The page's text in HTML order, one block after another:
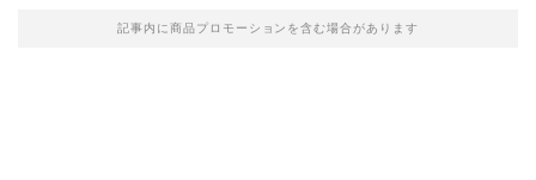
記事内に商品プロモーションを含む場合があります